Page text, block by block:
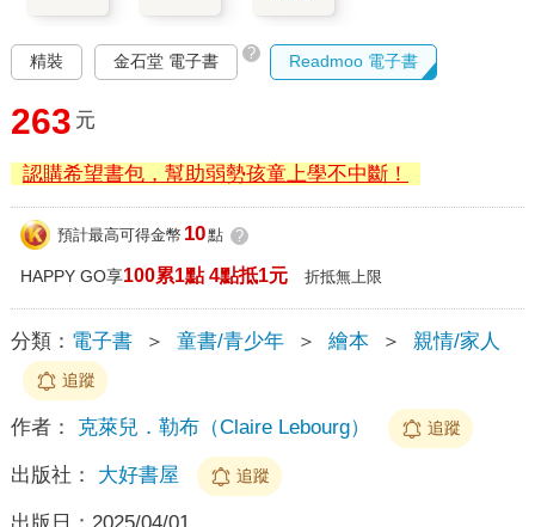
精裝 金石堂 電子書 ? Readmoo 電子書
263 元
認購希望書包，幫助弱勢孩童上學不中斷！
預計最高可得金幣 10點 ?
HAPPY GO享100累1點 4點抵1元 折抵無上限
分類： 電子書 ＞ 童書/青少年 ＞ 繪本 ＞ 親情/家人
追蹤
作者： 克萊兒．勒布（Claire Lebourg） 追蹤
出版社： 大好書屋 追蹤
出版日： 2025/04/01